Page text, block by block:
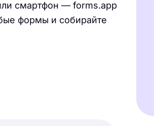
смартфон — forms.app
формы и собирайте